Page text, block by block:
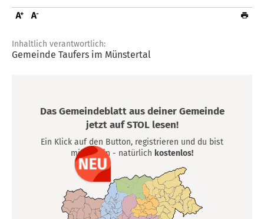
Inhaltlich verantwortlich:
Gemeinde Taufers im Münstertal
Das Gemeindeblatt aus deiner Gemeinde
jetzt auf STOL lesen!
Ein Klick auf den Button, registrieren und du bist
mittendrin - natürlich kostenlos!